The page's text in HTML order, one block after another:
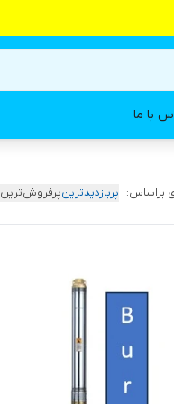
با ما
براساس: پربازدیدترینپرفروش‌ترین